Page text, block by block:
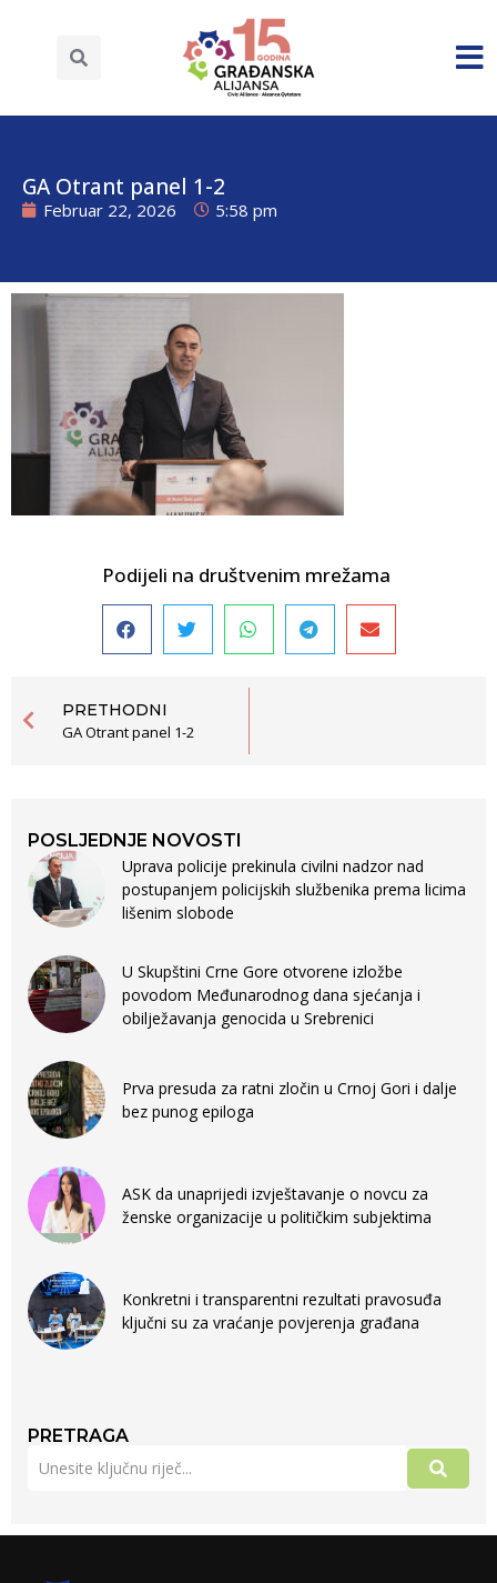
GA Otrant panel 1-2
Februar 22, 2026 5:58 pm
Podijeli na društvenim mrežama
PRETHODNI
GA Otrant panel 1-2
POSLJEDNJE NOVOSTI
Uprava policije prekinula civilni nadzor nad
postupanjem policijskih službenika prema licima
lišenim slobode
U Skupštini Crne Gore otvorene izložbe
povodom Međunarodnog dana sjećanja i
obilježavanja genocida u Srebrenici
Prva presuda za ratni zločin u Crnoj Gori i dalje
bez punog epiloga
ASK da unaprijedi izvještavanje o novcu za
ženske organizacije u političkim subjektima
Konkretni i transparentni rezultati pravosuđa
ključni su za vraćanje povjerenja građana
PRETRAGA